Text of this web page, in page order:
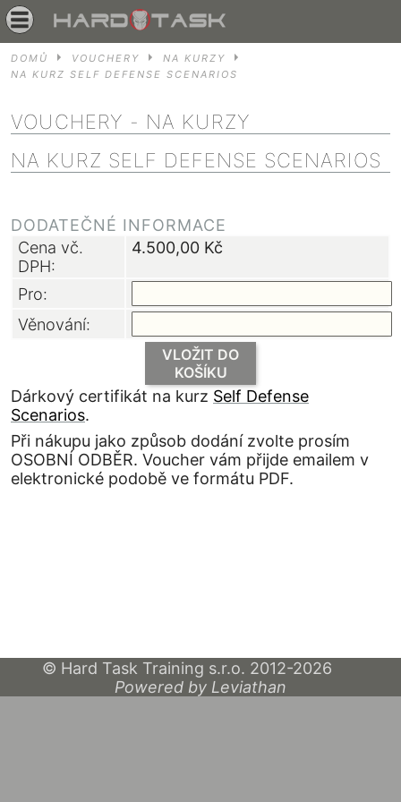
DOMŮ VOUCHERY
NA KURZY
NA KURZ SELF DEFENSE SCENARIOS
VOUCHERY - NA KURZY
NA KURZ SELF DEFENSE SCENARIOS
DODATEČNÉ INFORMACE
Cena vč.
DPH:
4.500,00 Kč
Pro:
Věnování:
VLOŽIT DO
KOŠÍKU
Dárkový certifikát na kurz Self Defense
Scenarios.
Při nákupu jako způsob dodání zvolte prosím
OSOBNÍ ODBĚR. Voucher vám přijde emailem v
elektronické podobě ve formátu PDF.
© Hard Task Training s.r.o. 2012-2026
Powered by Leviathan